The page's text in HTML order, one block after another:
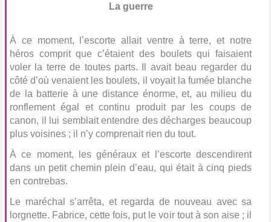
La guerre
À ce moment, l’escorte allait ventre à terre, et notre
héros comprit que c’étaient des boulets qui faisaient
voler la terre de toutes parts. Il avait beau regarder du
côté d’où venaient les boulets, il voyait la fumée blanche
de la batterie à une distance énorme, et, au milieu du
ronflement égal et continu produit par les coups de
canon, il lui semblait entendre des décharges beaucoup
plus voisines ; il n’y comprenait rien du tout.
À ce moment, les généraux et l’escorte descendirent
dans un petit chemin plein d’eau, qui était à cinq pieds
en contrebas.
Le maréchal s’arrêta, et regarda de nouveau avec sa
lorgnette. Fabrice, cette fois, put le voir tout à son aise ; il